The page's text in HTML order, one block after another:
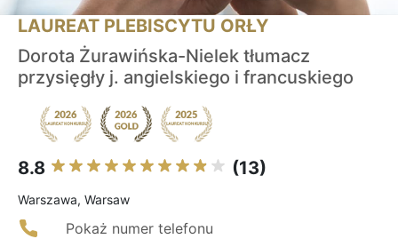
LAUREAT PLEBISCYTU ORŁY
Dorota Żurawińska-Nielek tłumacz
przysięgły j. angielskiego i francuskiego
8.8 (13)
Warszawa, Warsaw
Pokaż numer telefonu